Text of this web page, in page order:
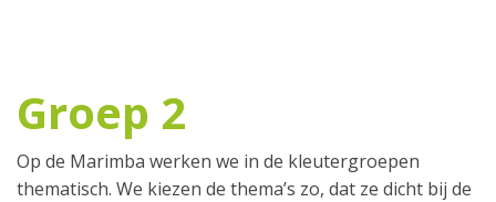
Groep 2
Op de Marimba werken we in de kleutergroepen
thematisch. We kiezen de thema’s zo, dat ze dicht bij de